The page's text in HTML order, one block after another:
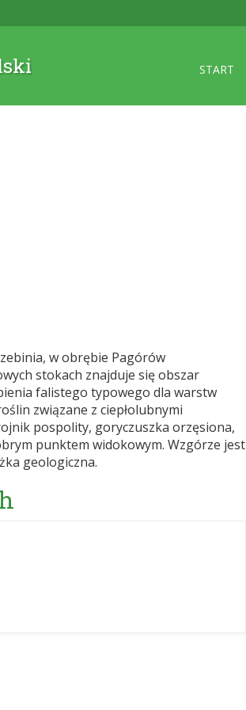
START
w obrębie Pagórów
stokach znajduje się obszar
falistego typowego dla warstw
związane z ciepłolubnymi
pospolity, goryczuszka orzęsiona,
punktem widokowym. Wzgórze jest
geologiczna.